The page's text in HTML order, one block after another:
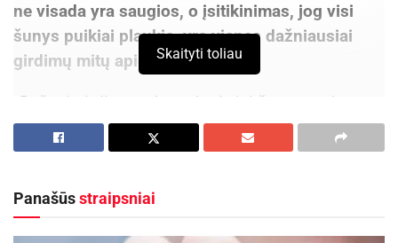
ne visada yra saugios, o įsitikinimas, jog visi
šunys puikiai plaukia, yra vienas dažniausiai
girdimų mitų apie šunis.
„Dažnai girdime sakant, kad visi šunys moka
plaukti, tačiau tai nėra tiesa. Kai kurios veislės
vandenyje iš tiesų jaučiasi puikiai, tačiau kitoms
žmonėms, vieniems tai sekasi geriau, kitiems
Skaityti toliau
Panašūsstraipsniai